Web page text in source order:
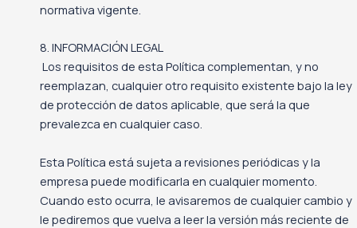
normativa vigente.
8. INFORMACIÓN LEGAL
Los requisitos de esta Política complementan, y no
reemplazan, cualquier otro requisito existente bajo la ley
de protección de datos aplicable, que será la que
prevalezca en cualquier caso.
Esta Política está sujeta a revisiones periódicas y la
empresa puede modificarla en cualquier momento.
Cuando esto ocurra, le avisaremos de cualquier cambio y
le pediremos que vuelva a leer la versión más reciente de